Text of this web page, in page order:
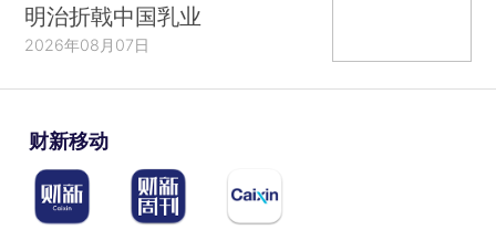
明治折戟中国乳业
2026年08月07日
财新移动